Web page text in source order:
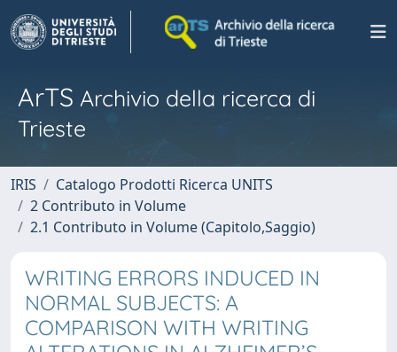
ArTS Archivio della ricerca di
Trieste
IRIS
Catalogo Prodotti Ricerca UNITS
2 Contributo in Volume
2.1 Contributo in Volume (Capitolo,Saggio)
WRITING ERRORS INDUCED IN
NORMAL SUBJECTS: A
COMPARISON WITH WRITING